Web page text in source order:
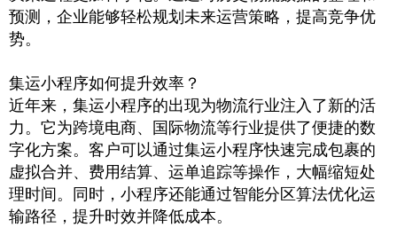
预测，企业能够轻松规划未来运营策略，提高竞争优
势。
集运小程序如何提升效率？
近年来，集运小程序的出现为物流行业注入了新的活
力。它为跨境电商、国际物流等行业提供了便捷的数
字化方案。客户可以通过集运小程序快速完成包裹的
虚拟合并、费用结算、运单追踪等操作，大幅缩短处
理时间。同时，小程序还能通过智能分区算法优化运
输路径，提升时效并降低成本。